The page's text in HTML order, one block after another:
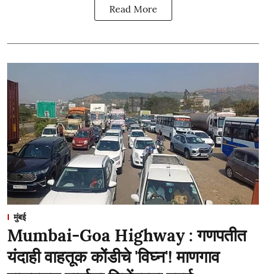
Read More
मुंबई
Mumbai-Goa Highway : गणपतीत
यंदाही वाहतूक कोंडीचे 'विघ्न'! माणगाव